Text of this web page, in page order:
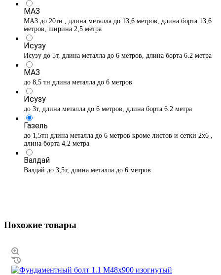
МАЗ
МАЗ до 20тн , длина металла до 13,6 метров, длина борта 13,6
метров, ширина 2,5 метра
Исузу
Исузу до 5т, длина металла до 6 метров, длина борта 6.2 метра
МАЗ
до 8,5 тн длина металла до 6 метров
Исузу
до 3т, длина металла до 6 метров, длина борта 6.2 метра
Газель
до 1,5тн длина металла до 6 метров кроме листов и сетки 2х6 ,
длина борта 4,2 метра
Валдай
Валдай до 3,5т, длина металла до 6 метров
Похожие товары